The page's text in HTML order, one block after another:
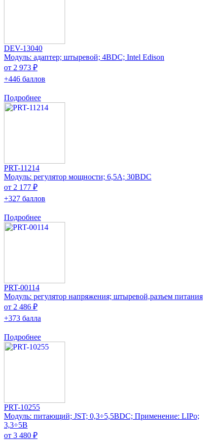
DEV-13040
Модуль: адаптер; штыревой; 4ВDC; Intel Edison
от 2 973 ₽
+446 баллов
Подробнее
PRT-11214
Модуль: регулятор мощности; 6,5А; 30ВDC
от 2 177 ₽
+327 баллов
Подробнее
PRT-00114
Модуль: регулятор напряжения; штыревой,разъем питания
от 2 486 ₽
+373 балла
Подробнее
PRT-10255
Модуль: питающий; JST; 0,3÷5,5ВDC; Применение: LIPo;
3,3÷5В
от 3 480 ₽